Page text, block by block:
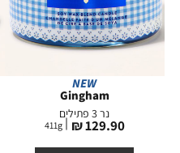
NEW
Gingham
נר 3 פתילים
מחיר
מוצר
129.90 ₪
411g